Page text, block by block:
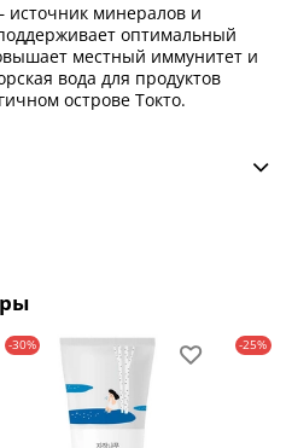
минералов и
оптимальный
местный иммунитет и
вода для продуктов
острове Токто.
-30% -25%